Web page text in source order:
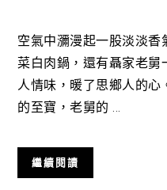
空氣中瀰漫起一股淡淡
菜白肉鍋，還有聶家老舅
人情味，暖了思鄉人的心
的至寶，老舅的 ...
繼續閱讀